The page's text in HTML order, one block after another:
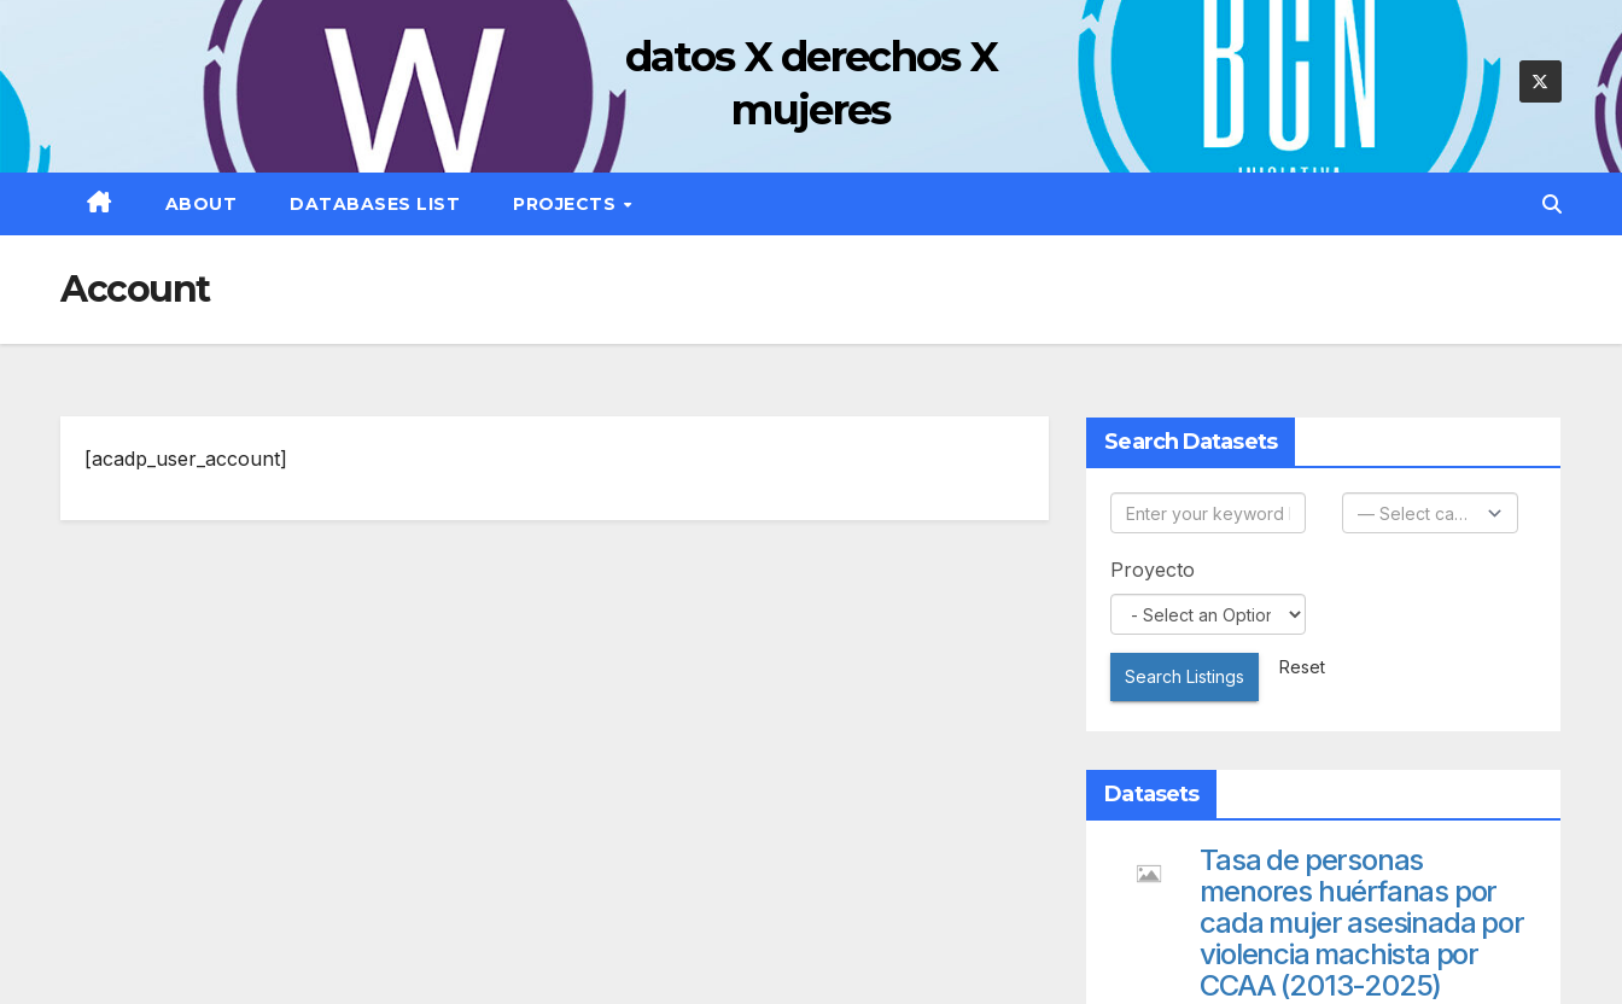
contenido
datos X derechos X
mujeres
ABOUT DATABASES LIST PROJECTS
Account
[acadp_user_account]
Search Datasets
Proyecto
Search Listings Reset
Datasets
Tasa de personas
menores huérfanas por
cada mujer asesinada por
violencia machista por
CCAA (2013-2025)